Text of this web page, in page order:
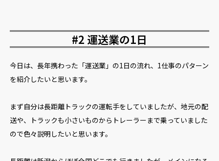
#2 運送業の1日
今日は、長年携わった「運送業」の1日の流れ、1仕事のパターン
を紹介したいと思います。
まず自分は長距離トラックの運転手をしていましたが、地元の配
送や、トラックも小さいものからトレーラーまで乗っていました
ので色々説明したいと思います。